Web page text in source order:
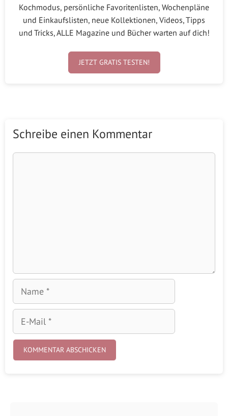
Kochmodus, persönliche Favoritenlisten, Wochenpläne
und Einkaufslisten, neue Kollektionen, Videos, Tipps
und Tricks, ALLE Magazine und Bücher warten auf dich!
JETZT GRATIS TESTEN!
Schreibe einen Kommentar
Name
Mail